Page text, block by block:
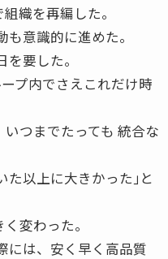
織を再編した。
意識的に進めた。
要した。
プ内でさえこれだけ時
つまでたっても 統合な
た以上に大きかった｣と
変わった。
には、安く早く高品質